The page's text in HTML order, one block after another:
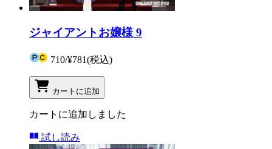
ジャイアントお嬢様 9
710/¥781(税込)
カートに追加
カートに追加しました
試し読み